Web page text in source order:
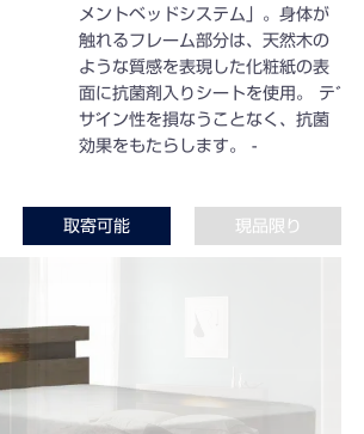
メントベッドシステム」。身体が
触れるフレーム部分は、天然木の
ような質感を表現した化粧紙の表
面に抗菌剤入りシートを使用。 デ
ザイン性を損なうことなく、抗菌
効果をもたらします。
取寄可能 現品限り